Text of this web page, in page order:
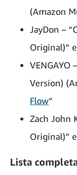
(Amazon
JayDon –
Original)”
VENGAYO
Version)
Flow​”
Zach John
Original)”
Lista